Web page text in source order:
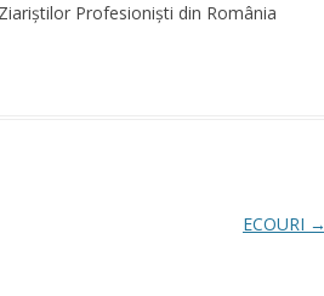
Profesioniști din România
ECOURI →